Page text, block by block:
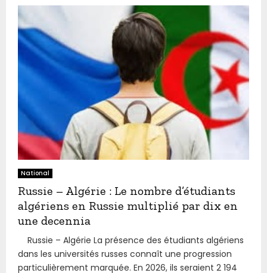
National
Russie – Algérie : Le nombre d’étudiants
algériens en Russie multiplié par dix en
une decennia
Russie – Algérie La présence des étudiants algériens
dans les universités russes connaît une progression
particulièrement marquée. En 2026, ils seraient 2 194